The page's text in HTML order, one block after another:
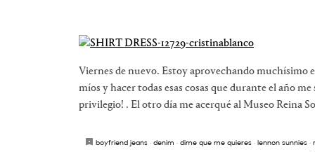
Viernes de nuevo. Estoy aprovechando muchísimo
míos y hacer todas esas cosas que durante el año
privilegio! . El otro día me acerqué al Museo Reina
boyfriend jeans· denim · dime que me quieres· lennon sunnies·